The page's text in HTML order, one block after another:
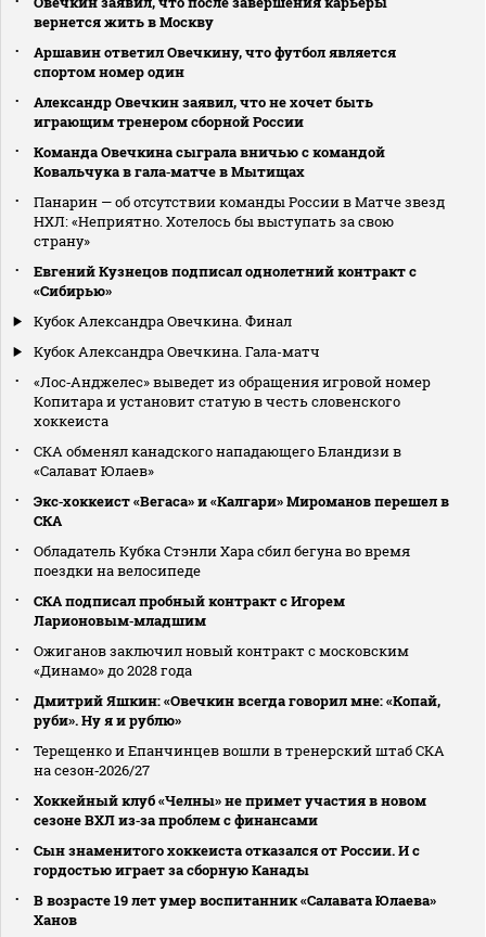
вернется жить в Москву
Аршавин ответил Овечкину, что футбол является
спортом номер один
Александр Овечкин заявил, что не хочет быть
играющим тренером сборной России
Команда Овечкина сыграла вничью с командой
Ковальчука в гала‑матче в Мытищах
Панарин — об отсутствии команды России в Матче звезд
НХЛ: «Неприятно. Хотелось бы выступать за свою
страну»
Евгений Кузнецов подписал однолетний контракт с
«Сибирью»
Кубок Александра Овечкина. Финал
Кубок Александра Овечкина. Гала-матч
«Лос‑Анджелес» выведет из обращения игровой номер
Копитара и установит статую в честь словенского
хоккеиста
СКА обменял канадского нападающего Бландизи в
«Салават Юлаев»
Экс‑хоккеист «Вегаса» и «Калгари» Мироманов перешел в
СКА
Обладатель Кубка Стэнли Хара сбил бегуна во время
поездки на велосипеде
СКА подписал пробный контракт с Игорем
Ларионовым‑младшим
Ожиганов заключил новый контракт с московским
«Динамо» до 2028 года
Дмитрий Яшкин: «Овечкин всегда говорил мне: «Копай,
руби». Ну я и рублю»
Терещенко и Епанчинцев вошли в тренерский штаб СКА
на сезон‑2026/27
Хоккейный клуб «Челны» не примет участия в новом
сезоне ВХЛ из‑за проблем с финансами
Сын знаменитого хоккеиста отказался от России. И с
гордостью играет за сборную Канады
В возрасте 19 лет умер воспитанник «Салавата Юлаева»
Ханов